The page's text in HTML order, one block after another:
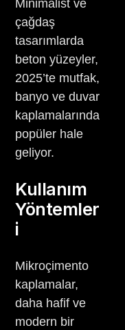
Minimalist ve
çağdaş
tasarımlarda
beton yüzeyler,
2025’te mutfak,
banyo ve duvar
kaplamalarında
popüler hale
geliyor.
Kullanım
Yöntemler
i
Mikroçimento
kaplamalar,
daha hafif ve
modern bir